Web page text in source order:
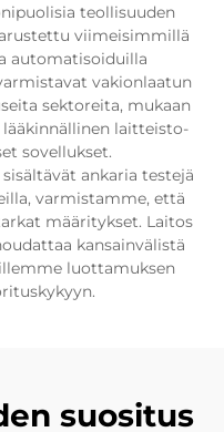
teollisuuden
viimeisimmillä
automatisoiduilla
vakionlaatun
sektoreita, mukaan
laitteisto-
sovellukset.
ankaria testejä
varmistamme, että
määritykset. Laitos
kansainvälistä
luottamuksen
suositus